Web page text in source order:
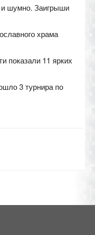
и шумно. Заигрыши
храма
показали 11 ярких
3 турнира по